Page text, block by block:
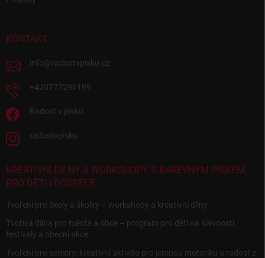
KONTAKT
info@radostvpisku.cz
+420777296199
Radost v písku
radostvpisku
KREATIVNÍ DÍLNY A WORKSHOPY S BAREVNÝM PÍSKEM
PRO DĚTI I DOSPĚLÉ
Tvoření pro školy a školky – workshopy a kreativní dílny
Tvořivá dílna pro města a obce – program pro děti na slavnosti,
festivaly a obecní akce
Tvoření pro seniory: kreativní aktivita pro jemnou motoriku a radost z